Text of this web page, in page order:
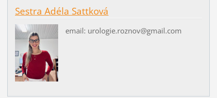
Sestra Adéla Sattková
email: urologie.roznov@gmail.com